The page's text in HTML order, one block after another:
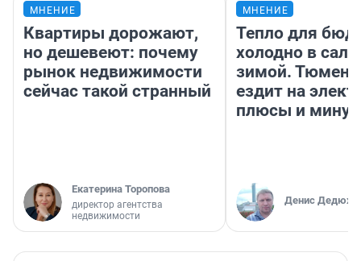
МНЕНИЕ
Квартиры дорожают,
но дешевеют: почему
рынок недвижимости
сейчас такой странный
Екатерина Торопова
директор агентства
недвижимости
МНЕНИЕ
Тепло для
холодно в
зимой.
ездит на
плюсы и
Денис